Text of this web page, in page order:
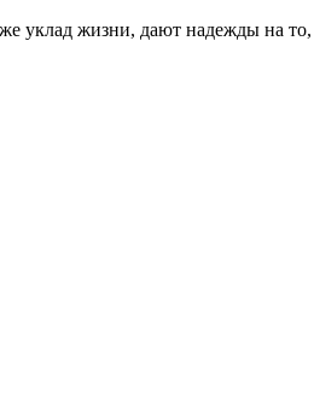
уклад жизни, дают надежды на то,